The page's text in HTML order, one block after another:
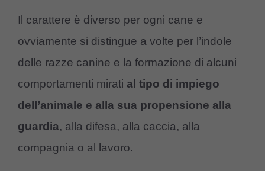
Il carattere è diverso per ogni cane e
ovviamente si distingue a volte per l’indole
delle razze canine e la formazione di alcuni
comportamenti mirati al tipo di impiego
dell’animale e alla sua propensione alla
guardia, alla difesa, alla caccia, alla
compagnia o al lavoro.